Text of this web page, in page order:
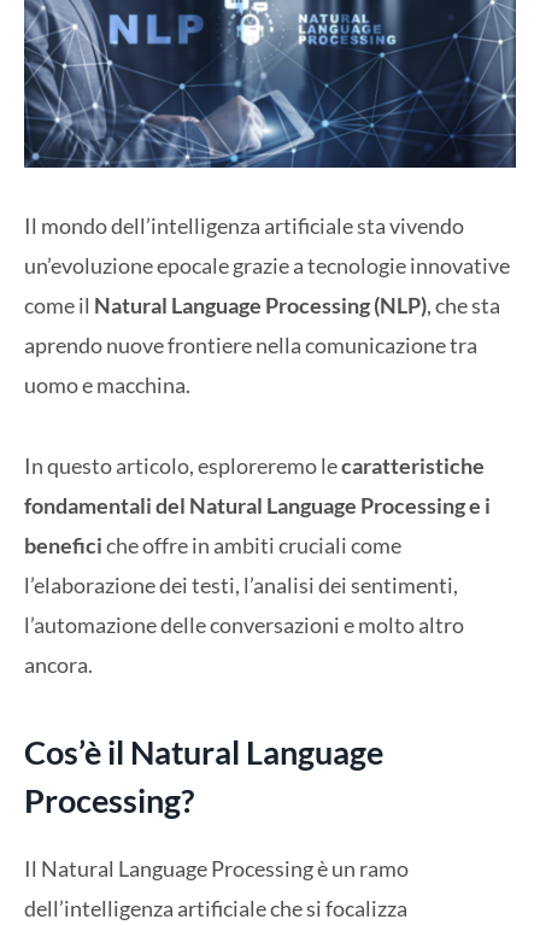
Il mondo dell’intelligenza artificiale sta vivendo
un’evoluzione epocale grazie a tecnologie innovative
come il Natural Language Processing (NLP), che sta
aprendo nuove frontiere nella comunicazione tra
uomo e macchina.
In questo articolo, esploreremo lecaratteristiche
fondamentali del Natural Language Processing e i
beneficiche offre in ambiti cruciali come
l’elaborazione dei testi, l’analisi dei sentimenti,
l’automazione delle conversazioni e molto altro
ancora.
Cos’è il Natural Language
Processing?
Il Natural Language Processing è un ramo
dell’intelligenza artificiale che si focalizza